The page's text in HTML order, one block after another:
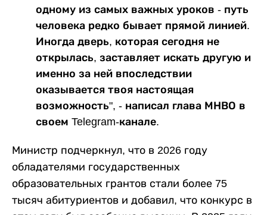
одному из самых важных уроков - путь
человека редко бывает прямой линией.
Иногда дверь, которая сегодня не
открылась, заставляет искать другую и
именно за ней впоследствии
оказывается твоя настоящая
возможность", - написал глава МНВО в
своем Telegram-канале.
Министр подчеркнул, что в 2026 году
обладателями государственных
образовательных грантов стали более 75
тысяч абитуриентов и добавил, что конкурс в